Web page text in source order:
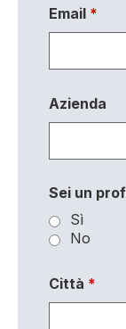
Email *
Azienda
Sei un
Sì
No
Città *